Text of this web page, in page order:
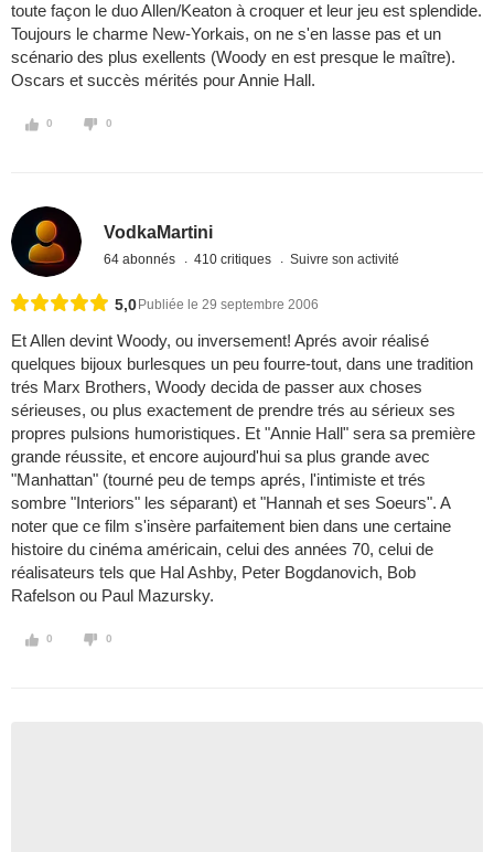
toute façon le duo Allen/Keaton à croquer et leur jeu est splendide.
Toujours le charme New-Yorkais, on ne s'en lasse pas et un
scénario des plus exellents (Woody en est presque le maître).
Oscars et succès mérités pour Annie Hall.
0 0
VodkaMartini
64 abonnés 410 critiques Suivre son activité
5,0 Publiée le 29 septembre 2006
Et Allen devint Woody, ou inversement! Aprés avoir réalisé
quelques bijoux burlesques un peu fourre-tout, dans une tradition
trés Marx Brothers, Woody decida de passer aux choses
sérieuses, ou plus exactement de prendre trés au sérieux ses
propres pulsions humoristiques. Et "Annie Hall" sera sa première
grande réussite, et encore aujourd'hui sa plus grande avec
"Manhattan" (tourné peu de temps aprés, l'intimiste et trés
sombre "Interiors" les séparant) et "Hannah et ses Soeurs". A
noter que ce film s'insère parfaitement bien dans une certaine
histoire du cinéma américain, celui des années 70, celui de
réalisateurs tels que Hal Ashby, Peter Bogdanovich, Bob
Rafelson ou Paul Mazursky.
0 0